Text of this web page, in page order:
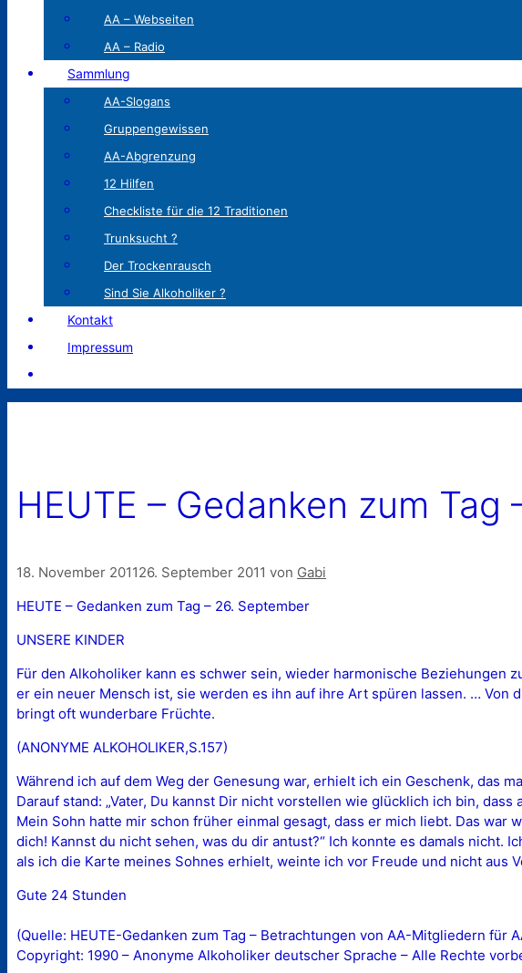
AA – Webseiten
AA – Radio
Sammlung
AA-Slogans
Gruppengewissen
AA-Abgrenzung
12 Hilfen
Checkliste für die 12 Traditionen
Trunksucht ?
Der Trockenrausch
Sind Sie Alkoholiker ?
Kontakt
Impressum
HEUTE – Gedanken zum
18. November 201126. September 2011 von Gabi
HEUTE – Gedanken zum Tag – 26. September
UNSERE KINDER
Für den Alkoholiker kann es schwer sein, wieder harmonische
er ein neuer Mensch ist, sie werden es ihn auf ihre Art spüren lassen. …
bringt oft wunderbare Früchte.
(ANONYME ALKOHOLIKER,S.157)
Während ich auf dem Weg der Genesung war, erhielt ich ein Geschenk, das
Darauf stand: „Vater, Du kannst Dir nicht vorstellen wie glücklich ich bin,
Mein Sohn hatte mir schon früher einmal gesagt, dass er mich liebt. Das war
dich! Kannst du nicht sehen, was du dir antust?“ Ich konnte es damals nicht.
als ich die Karte meines Sohnes erhielt, weinte ich vor Freude und nicht aus
Gute 24 Stunden
(Quelle: HEUTE-Gedanken zum Tag – Betrachtungen von AA-Mitgliedern für
Copyright: 1990 – Anonyme Alkoholiker deutscher Sprache – Alle Rechte